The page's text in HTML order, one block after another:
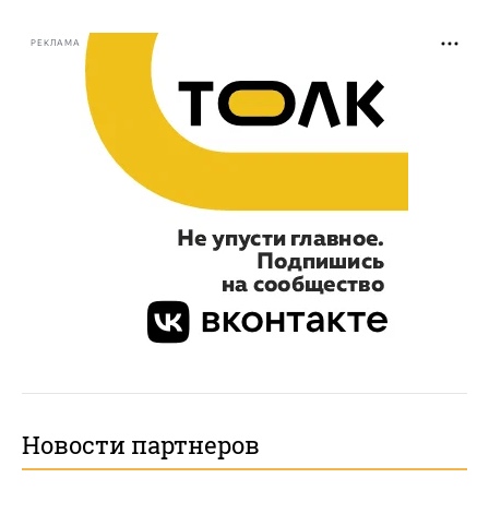
РЕКЛАМА
Новости партнеров